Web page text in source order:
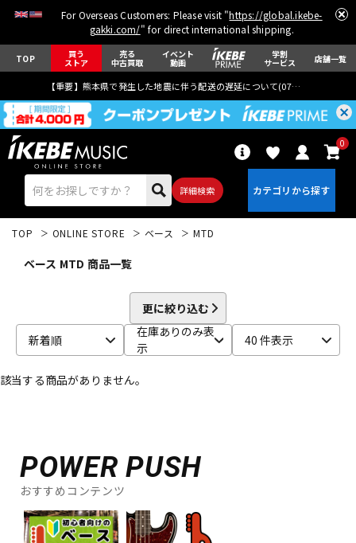
For Overseas Customers: Please visit "https://global.ikebe-
gakki.com/" for direct international shipping.
TOP 買う
ストア
売る
中古買取
イベント
動画
学割
サービス 店舗一覧
【重要】熊本県で発生した地震に伴う配送の遅延について(07月29日
詳細検索
0
エレキギター アコギ/エレアコ
ベース
キーボード
TOP ONLINE STORE ベース MTD
ベース MTD 商品一覧
更に絞り込む
新着順
在庫ありのみ表
示
40 件表示
該当する商品がありません。
POWER PUSH
おすすめコンテンツ